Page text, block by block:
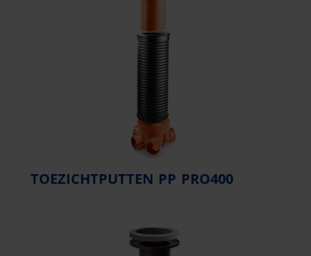
TOEZICHTPUTTEN PP PRO400